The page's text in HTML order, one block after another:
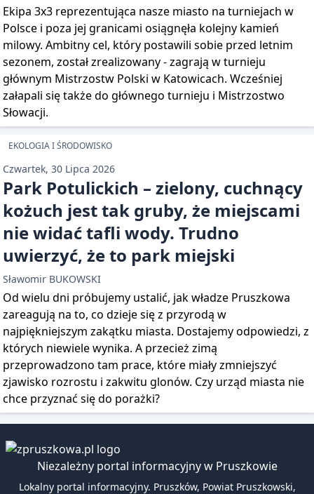
Ekipa 3x3 reprezentująca nasze miasto na turniejach w
Polsce i poza jej granicami osiągnęła kolejny kamień
milowy. Ambitny cel, który postawili sobie przed letnim
sezonem, został zrealizowany - zagrają w turnieju
głównym Mistrzostw Polski w Katowicach. Wcześniej
załapali się także do głównego turnieju i Mistrzostwo
Słowacji.
EKOLOGIA I ŚRODOWISKO
Czwartek, 30 Lipca 2026
Park Potulickich – zielony, cuchnący
kożuch jest tak gruby, że miejscami
nie widać tafli wody. Trudno
uwierzyć, że to park miejski
Sławomir BUKOWSKI
Od wielu dni próbujemy ustalić, jak władze Pruszkowa
zareagują na to, co dzieje się z przyrodą w
najpiękniejszym zakątku miasta. Dostajemy odpowiedzi, z
których niewiele wynika. A przecież zimą
przeprowadzono tam prace, które miały zmniejszyć
zjawisko rozrostu i zakwitu glonów. Czy urząd miasta nie
chce przyznać się do porażki?
Niezależny portal informacyjny w Pruszkowie
Lokalny portal informacyjny. Pruszków, Powiat Pruszkowski,